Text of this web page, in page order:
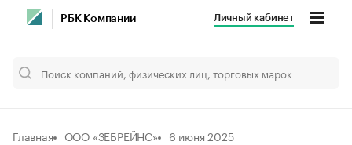
РБК Компании Личный кабинет
Главная ООО «ЗЕБРЕЙНС» 6 июня 2025